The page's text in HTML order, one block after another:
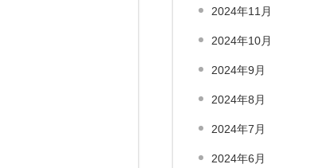
2024年11月
2024年10月
2024年9月
2024年8月
2024年7月
2024年6月